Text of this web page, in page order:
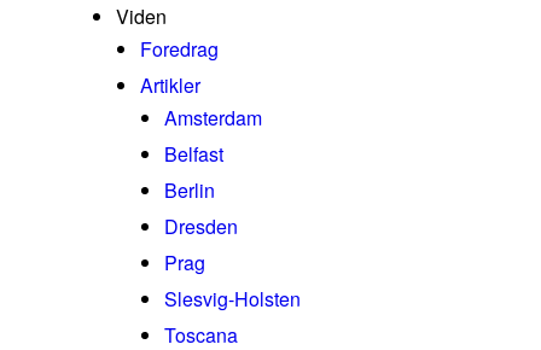
Viden
Foredrag
Artikler
Amsterdam
Belfast
Berlin
Dresden
Prag
Slesvig-Holsten
Toscana